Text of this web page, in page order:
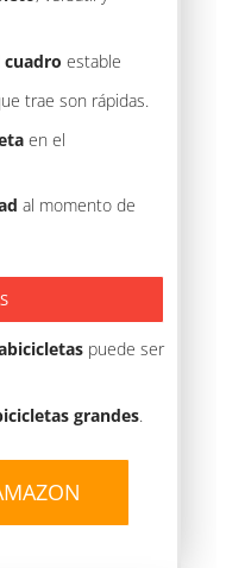
cuadro estable
trae son rápidas.
en el
al momento de
puede ser
grandes.